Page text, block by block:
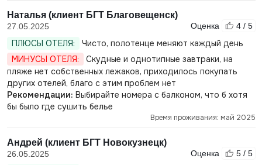
Наталья (клиент БГТ Благовещенск)
27.05.2025 Оценка 4 / 5
ПЛЮСЫ ОТЕЛЯ:
Чисто, полотенце меняют каждый день
МИНУСЫ ОТЕЛЯ:
Скудные и однотипные завтраки, на
пляже нет собственных лежаков, приходилось покупать
других отелей, благо с этим проблем нет
Рекомендации: Выбирайте номера с балконом, что б хотя
бы было где сушить белье
Время проживания: май 2025
Андрей (клиент БГТ Новокузнецк)
26.05.2025 Оценка 5 / 5